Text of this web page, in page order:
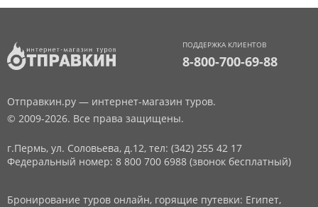
ПОДДЕРЖКА КЛИЕНТОВ
8-800-700-69-88
Отправкин.ру — интернет-магазин туров.
© 2009-2026. Все права защищены.
г.Пермь, ул. Соловьева, д.12, тел: (342) 255 42 17
Федеральный номер: 8 800 700 6988 (звонок бесплатный)
Бронирование туров онлайн, горящие путевки: Египет,